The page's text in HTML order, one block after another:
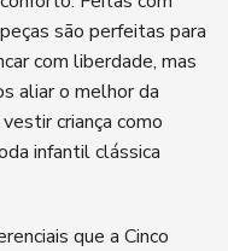
são perfeitas para
com liberdade, mas
aliar o melhor da
criança como
infantil clássica
que a Cinco